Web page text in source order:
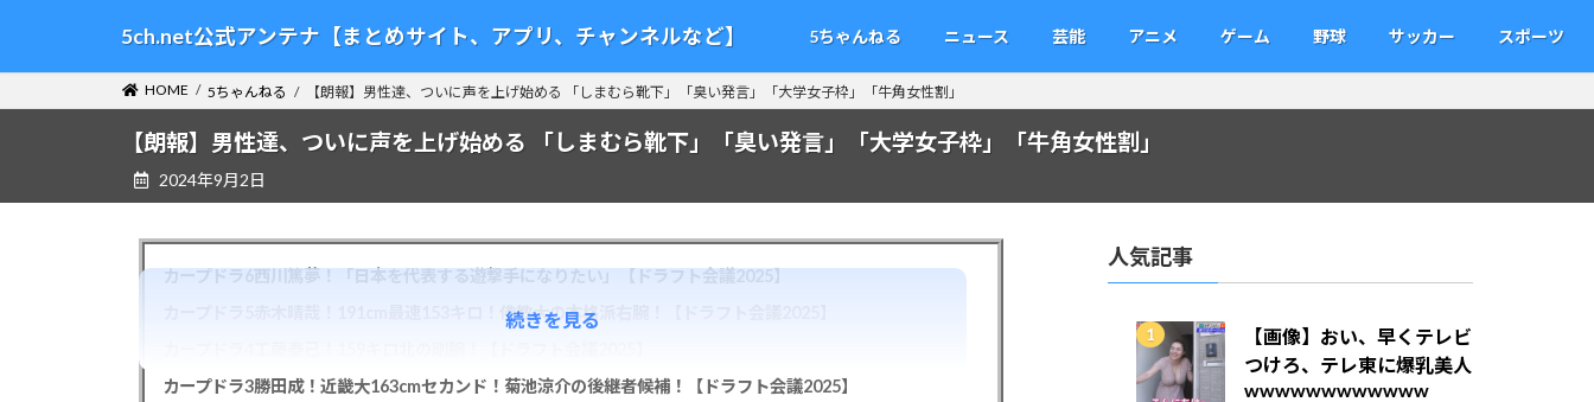
テ
ゲ
5ch.net公式アンテナ【まとめサイト、アプリ、チャンネルなど】 5ちゃんねる ニュース 芸能 アニメ ゲーム 野球 サッカー スポーツ
HOME 5ちゃんねる 【朗報】男性達、ついに声を上げ始める 「しまむら靴下」「臭い発言」「大学女子枠」「牛角女性割」
【朗報】男性達、ついに声を上げ始める 「しまむら靴下」「臭い発言」「大学女子枠」「牛角女性割」
2024年9月2日
カープドラ6西川篤夢！「日本を代表する遊撃手になりたい」【ドラフト会議2025】
カープドラ5赤木晴哉！191cm最速153キロ！佛教大の本格派右腕！【ドラフト会議2025】
カープドラ3勝田成！近畿大163cmセカンド！菊池涼介の後継者候補！【ドラフト会議2025】
続きを見る
人気記事
【画像】おい、早くテレビ
つけろ、テレ東に爆乳美人
wwwwwwwwwwww